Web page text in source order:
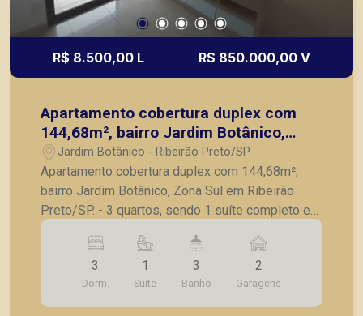
R$ 8.500,00 L R$ 850.000,00 V
Apartamento cobertura duplex com
144,68m², bairro Jardim Botânico,
Zona Sul em Ribeirão Preto/SP.
Jardim Botânico - Ribeirão Preto/SP
Apartamento cobertura duplex com 144,68m²,
bairro Jardim Botânico, Zona Sul em Ribeirão
Preto/SP. - 3 quartos, sendo 1 suíte completo em
armários; - Banheiro social; - Sala para 2
ambientes; - Cozinha planejada; - Lavanderia; -
Banheiro de serviço; - Varanda gourmet com
churrasqueira; - 2 vagas de garagem. A Piramid
tem como objetivo atender seus clientes com
3
Dorm.
1
Suite
3
Banho
2
Garagens